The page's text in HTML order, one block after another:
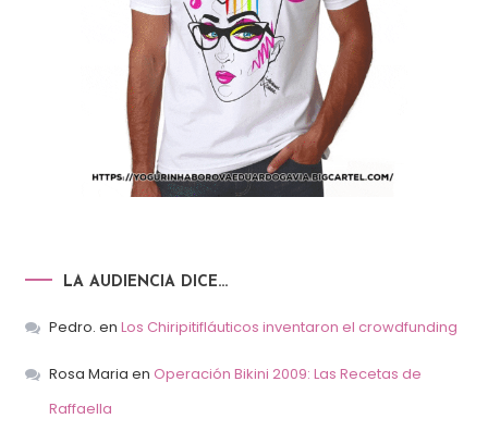
LA AUDIENCIA DICE…
Pedro. en Los Chiripitifláuticos inventaron el crowdfunding
Rosa Maria en Operación Bikini 2009: Las Recetas de
Raffaella